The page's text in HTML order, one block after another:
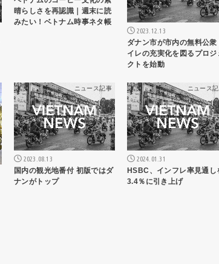
晴らしさを再認識｜週末に読
みたい！ベトナム時事ネタ帳
2023.12.13
ダナン市が市内の無料公衆
イレの充実化を図るプロジ
クトを始動
ニュース記事
2023.08.13
国内の観光地番付 初版ではダ
ナンがトップ
ニュース
2024.01.31
HSBC、インフレ率見通し
3.4％に引き上げ